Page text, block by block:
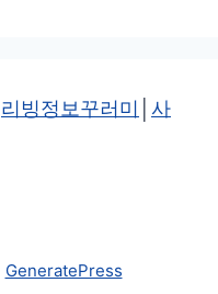
리빙정보꾸러미
사
GeneratePress